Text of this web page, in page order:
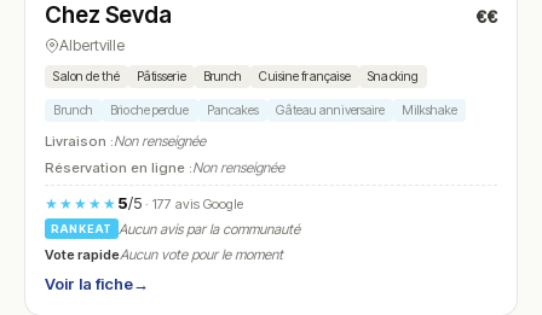
N° 17
Chez Sevda €€
Albertville
Salon de thé Pâtisserie Brunch Cuisine française Snacking
Brunch Brioche perdue Pancakes Gâteau anniversaire Milkshake
Livraison :Non renseignée
Réservation en ligne :Non renseignée
★★★★★ 5/5· 177 avis Google
RANKEAT
Aucun avis par la communauté
Vote rapideAucun vote pour le moment
Voir la fiche→